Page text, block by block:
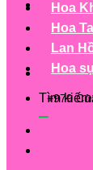
+979
Hoa
Hoa
Lan
Hoa
Tìm